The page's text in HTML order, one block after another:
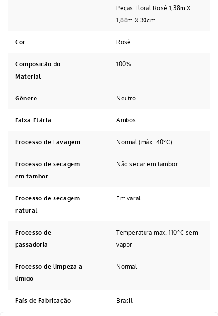
Peças Floral Rosê 1,38m X
1,88m X 30cm
Cor Rosê
Composição do
Material
100%
Gênero Neutro
Faixa Etária Ambos
Processo de Lavagem Normal (máx. 40°C)
Processo de secagem
em tambor
Não secar em tambor
Processo de secagem
natural
Em varal
Processo de
passadoria
Temperatura max. 110°C sem
vapor
Processo de limpeza a
úmido
Normal
País de Fabricação Brasil